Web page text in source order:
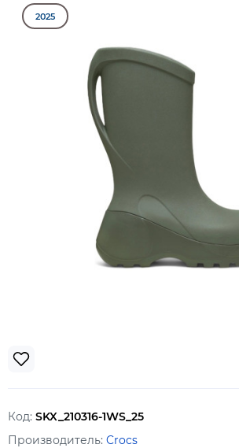
2025
Код: SKX_210316-1WS_25
Производитель: Crocs